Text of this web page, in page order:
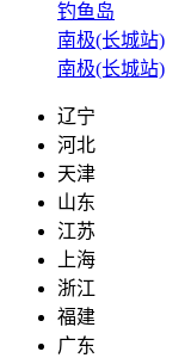
钓鱼岛
南极(长城站)
南极(长城站)
辽宁
河北
天津
山东
江苏
上海
浙江
福建
广东